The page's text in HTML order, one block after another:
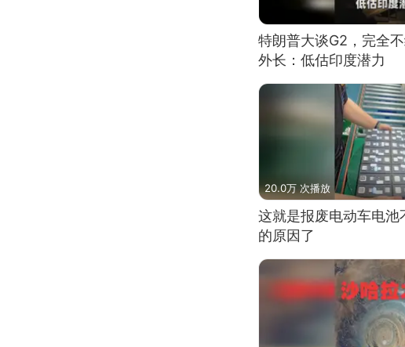
特朗普大谈G2，完全
外长：低估印度潜力
20.0万 次播放
这就是报废电动车电池
的原因了